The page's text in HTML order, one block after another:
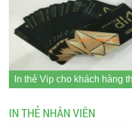
In thẻ Vip cho khách hàng
IN THẺ NHÂN VIÊN